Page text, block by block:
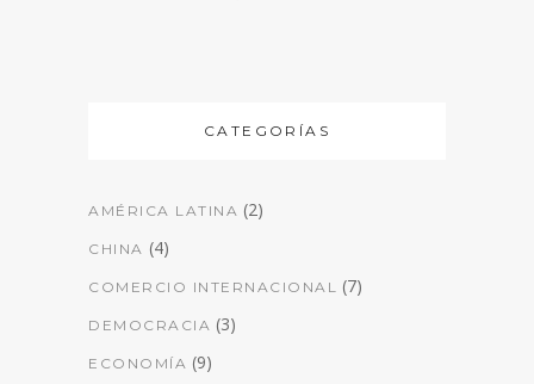
CATEGORÍAS
AMÉRICA LATINA (2)
CHINA (4)
COMERCIO INTERNACIONAL (7)
DEMOCRACIA (3)
ECONOMÍA (9)